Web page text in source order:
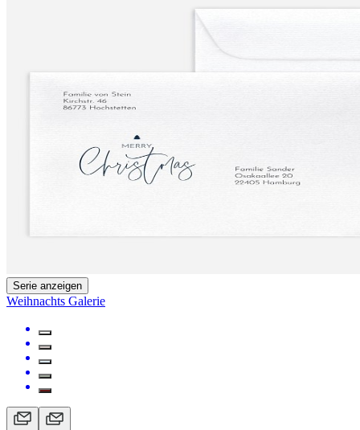
Serie anzeigen
Weihnachts Galerie